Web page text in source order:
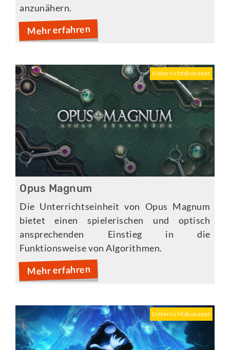
anzunähern.
Mehr erfahren
Unterrichtskonzept
Opus Magnum
Die Unterrichtseinheit von Opus Magnum
bietet einen spielerischen und optisch
ansprechenden Einstieg in die
Funktionsweise von Algorithmen.
Mehr erfahren
Unterrichtskonzept